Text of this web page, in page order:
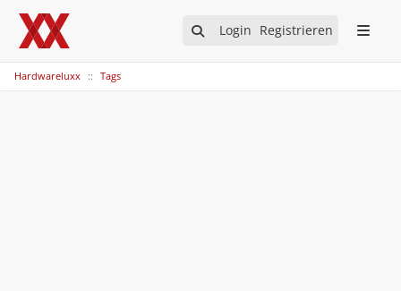
Login Registrieren
Hardwareluxx Tags